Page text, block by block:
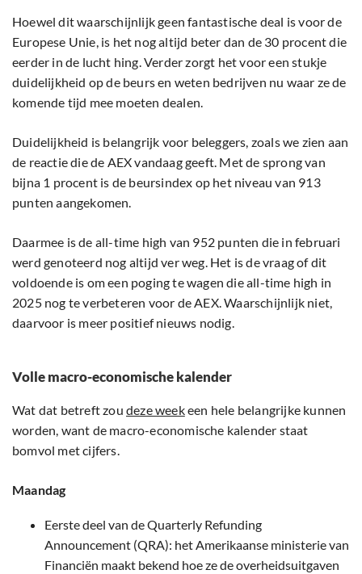
Hoewel dit waarschijnlijk geen fantastische deal is voor de
Europese Unie, is het nog altijd beter dan de 30 procent die
eerder in de lucht hing. Verder zorgt het voor een stukje
duidelijkheid op de beurs en weten bedrijven nu waar ze de
komende tijd mee moeten dealen.
Duidelijkheid is belangrijk voor beleggers, zoals we zien aan
de reactie die de AEX vandaag geeft. Met de sprong van
bijna 1 procent is de beursindex op het niveau van 913
punten aangekomen.
Daarmee is de all-time high van 952 punten die in februari
werd genoteerd nog altijd ver weg. Het is de vraag of dit
voldoende is om een poging te wagen die all-time high in
2025 nog te verbeteren voor de AEX. Waarschijnlijk niet,
daarvoor is meer positief nieuws nodig.
Volle macro-economische kalender
Wat dat betreft zou deze weekeen hele belangrijke kunnen
worden, want de macro-economische kalender staat
bomvol met cijfers.
Maandag
Eerste deel van de Quarterly Refunding
Announcement (QRA): het Amerikaanse ministerie van
Financiën maakt bekend hoe ze de overheidsuitgaven